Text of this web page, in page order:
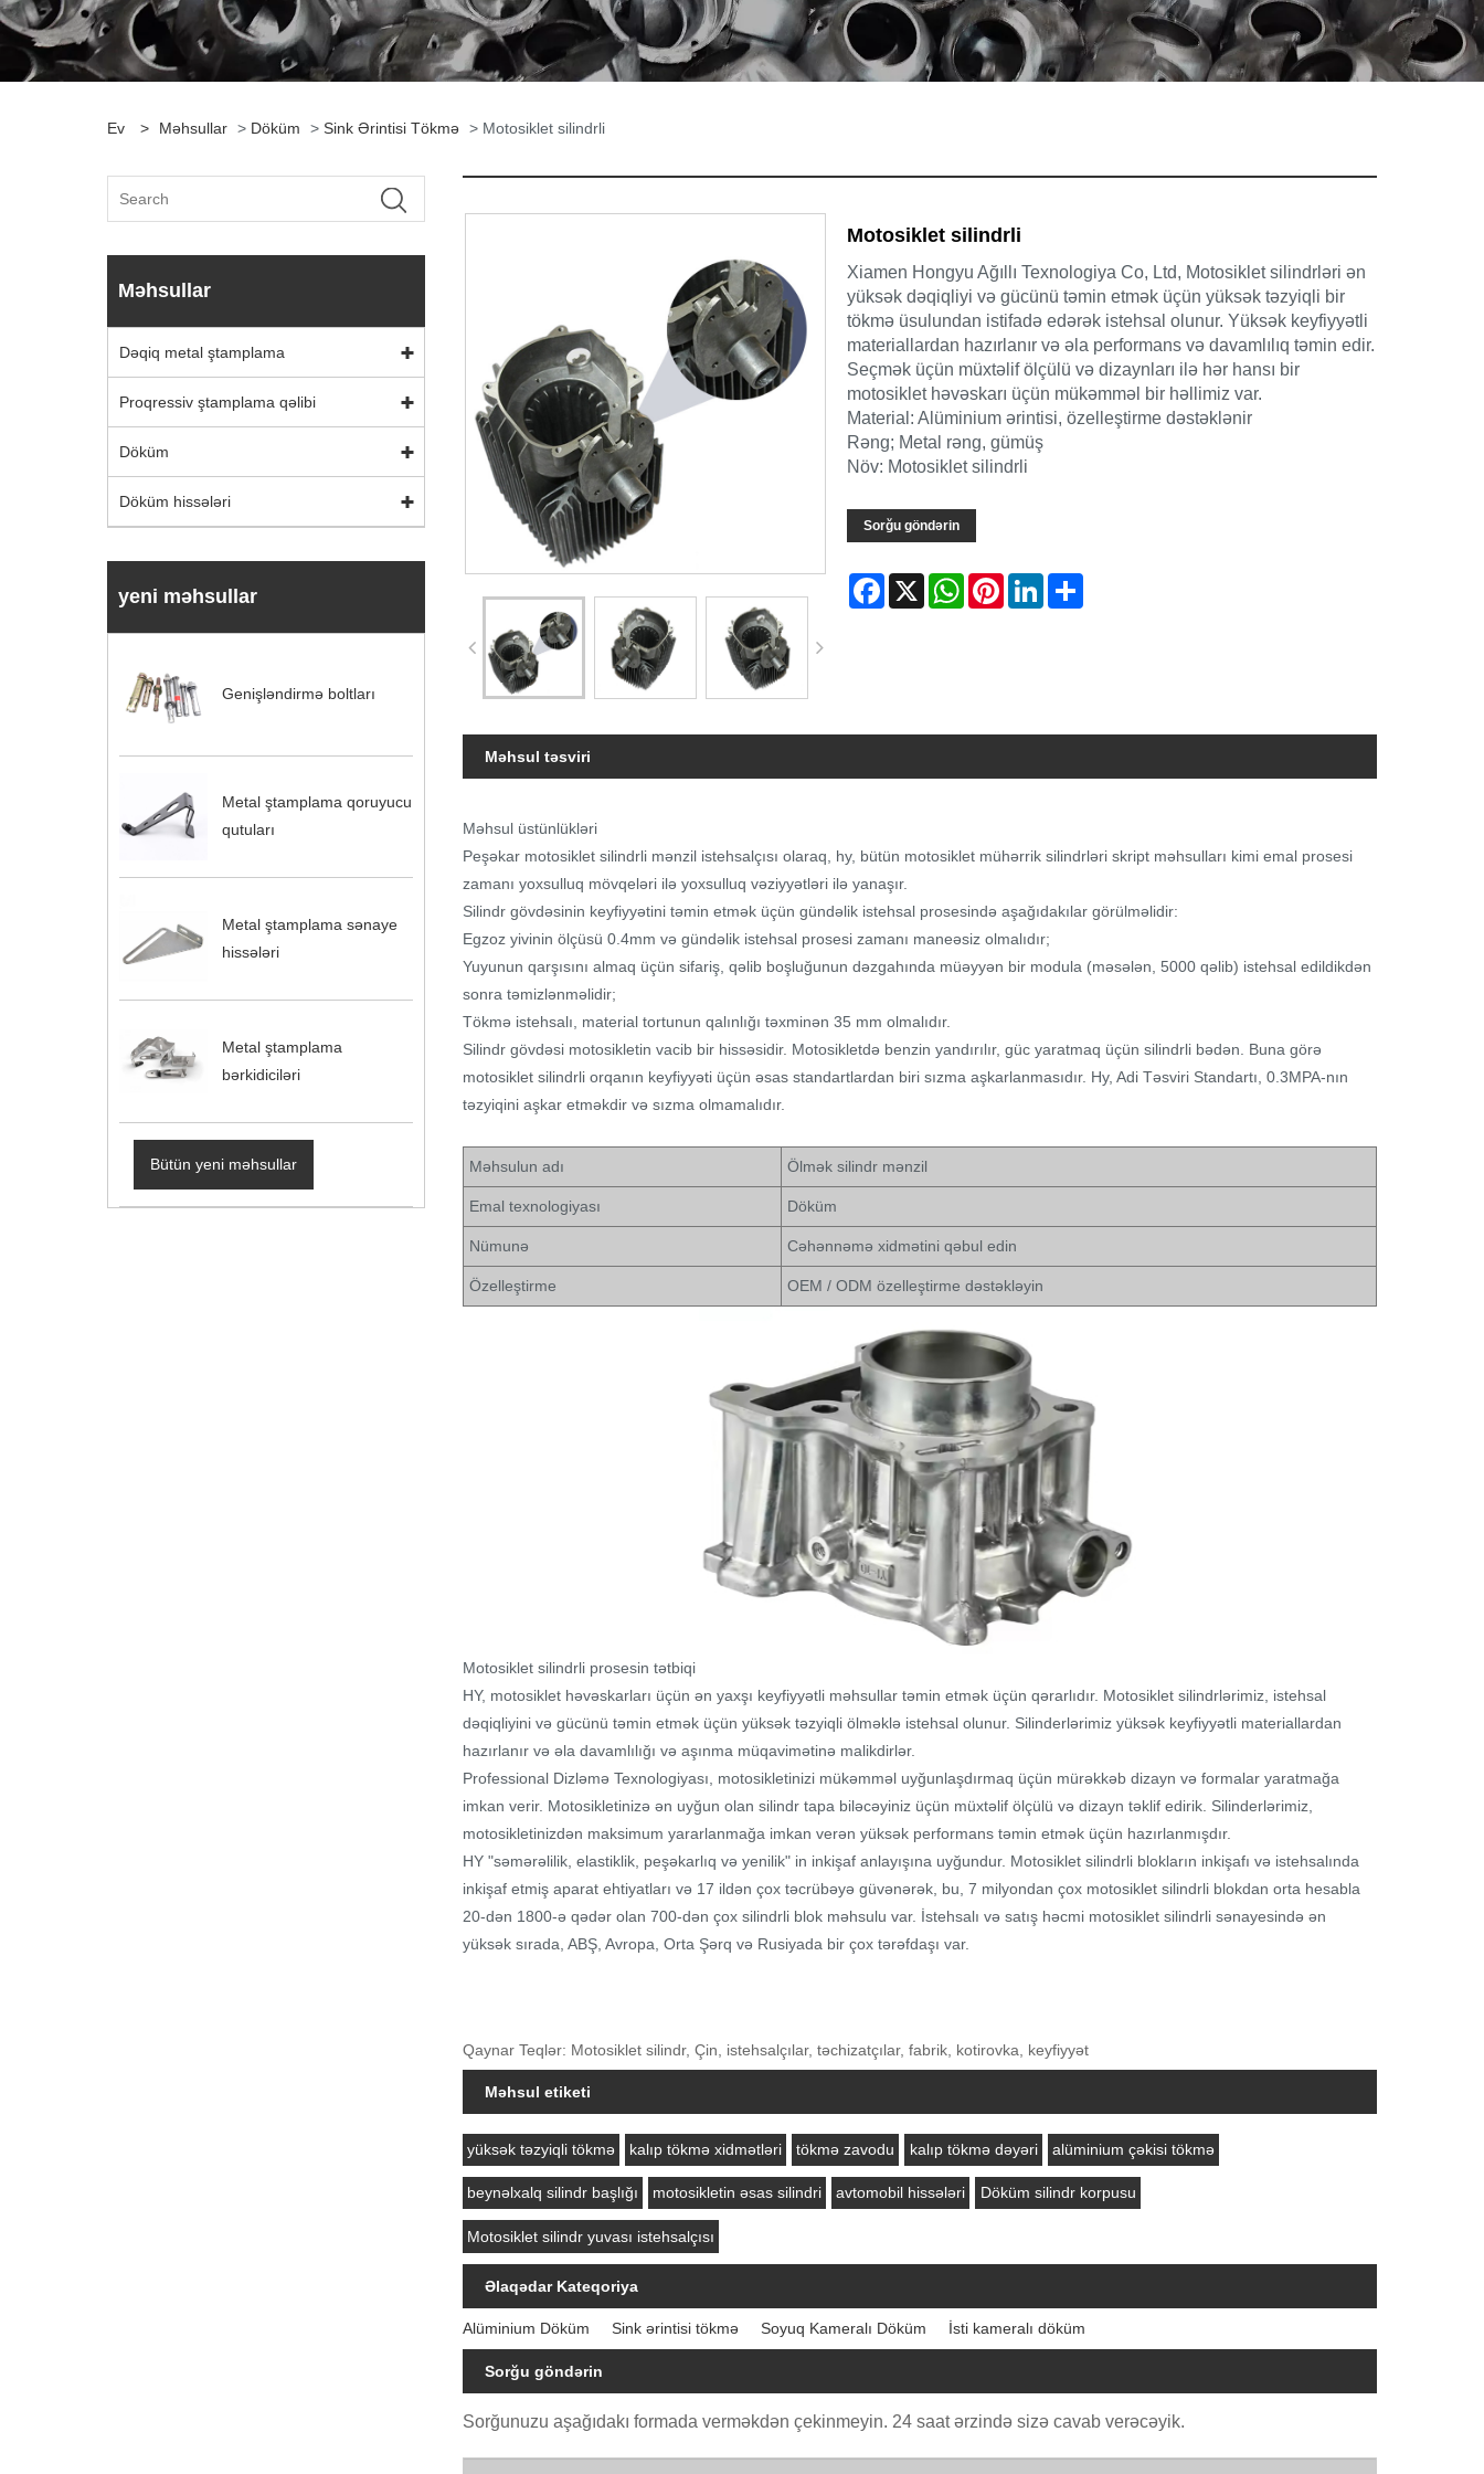
Ev > Məhsullar > Döküm > Sink Ərintisi Tökmə > Motosiklet silindrli
Məhsullar
Dəqiq metal ştamplama
Proqressiv ştamplama qəlibi
Döküm
Döküm hissələri
yeni məhsullar
Genişləndirmə boltları
Metal ştamplama qoruyucu
qutuları
Metal ştamplama sənaye
hissələri
Metal ştamplama
bərkidiciləri
Bütün yeni məhsullar
Motosiklet silindrli
Xiamen Hongyu Ağıllı Texnologiya Co, Ltd, Motosiklet silindrləri ən
yüksək dəqiqliyi və gücünü təmin etmək üçün yüksək təzyiqli bir
tökmə üsulundan istifadə edərək istehsal olunur. Yüksək keyfiyyətli
materiallardan hazırlanır və əla performans və davamlılıq təmin edir.
Seçmək üçün müxtəlif ölçülü və dizaynları ilə hər hansı bir
motosiklet həvəskarı üçün mükəmməl bir həllimiz var.
Material: Alüminium ərintisi, özelleştirme dəstəklənir
Rəng; Metal rəng, gümüş
Növ: Motosiklet silindrli
Sorğu göndərin
Facebook
X WhatsAppPinterestLinkedInShare
Məhsul təsviri
Məhsul üstünlükləri
Peşəkar motosiklet silindrli mənzil istehsalçısı olaraq, hy, bütün motosiklet mühərrik silindrləri skript məhsulları kimi emal prosesi
zamanı yoxsulluq mövqeləri ilə yoxsulluq vəziyyətləri ilə yanaşır.
Silindr gövdəsinin keyfiyyətini təmin etmək üçün gündəlik istehsal prosesində aşağıdakılar görülməlidir:
Egzoz yivinin ölçüsü 0.4mm və gündəlik istehsal prosesi zamanı maneəsiz olmalıdır;
Yuyunun qarşısını almaq üçün sifariş, qəlib boşluğunun dəzgahında müəyyən bir modula (məsələn, 5000 qəlib) istehsal edildikdən
sonra təmizlənməlidir;
Tökmə istehsalı, material tortunun qalınlığı təxminən 35 mm olmalıdır.
Silindr gövdəsi motosikletin vacib bir hissəsidir. Motosikletdə benzin yandırılır, güc yaratmaq üçün silindrli bədən. Buna görə
motosiklet silindrli orqanın keyfiyyəti üçün əsas standartlardan biri sızma aşkarlanmasıdır. Hy, Adi Təsviri Standartı, 0.3MPA-nın
təzyiqini aşkar etməkdir və sızma olmamalıdır.
Məhsulun adı Ölmək silindr mənzil
Emal texnologiyası Döküm
Nümunə Cəhənnəmə xidmətini qəbul edin
Özelleştirme OEM / ODM özelleştirme dəstəkləyin
Motosiklet silindrli prosesin tətbiqi
HY, motosiklet həvəskarları üçün ən yaxşı keyfiyyətli məhsullar təmin etmək üçün qərarlıdır. Motosiklet silindrlərimiz, istehsal
dəqiqliyini və gücünü təmin etmək üçün yüksək təzyiqli ölməklə istehsal olunur. Silinderlərimiz yüksək keyfiyyətli materiallardan
hazırlanır və əla davamlılığı və aşınma müqavimətinə malikdirlər.
Professional Dizləmə Texnologiyası, motosikletinizi mükəmməl uyğunlaşdırmaq üçün mürəkkəb dizayn və formalar yaratmağa
imkan verir. Motosikletinizə ən uyğun olan silindr tapa biləcəyiniz üçün müxtəlif ölçülü və dizayn təklif edirik. Silinderlərimiz,
motosikletinizdən maksimum yararlanmağa imkan verən yüksək performans təmin etmək üçün hazırlanmışdır.
HY "səmərəlilik, elastiklik, peşəkarlıq və yenilik" in inkişaf anlayışına uyğundur. Motosiklet silindrli blokların inkişafı və istehsalında
inkişaf etmiş aparat ehtiyatları və 17 ildən çox təcrübəyə güvənərək, bu, 7 milyondan çox motosiklet silindrli blokdan orta hesabla
20-dən 1800-ə qədər olan 700-dən çox silindrli blok məhsulu var. İstehsalı və satış həcmi motosiklet silindrli sənayesində ən
yüksək sırada, ABŞ, Avropa, Orta Şərq və Rusiyada bir çox tərəfdaşı var.
Qaynar Teqlər: Motosiklet silindr, Çin, istehsalçılar, təchizatçılar, fabrik, kotirovka, keyfiyyət
Məhsul etiketi
yüksək təzyiqli tökmə kalıp tökmə xidmətləri tökmə zavodu kalıp tökmə dəyəri alüminium çəkisi tökmə
beynəlxalq silindr başlığı motosikletin əsas silindri avtomobil hissələri Döküm silindr korpusu
Motosiklet silindr yuvası istehsalçısı
Əlaqədar Kateqoriya
Alüminium Döküm Sink ərintisi tökmə Soyuq Kameralı Döküm İsti kameralı döküm
Sorğu göndərin
Sorğunuzu aşağıdakı formada verməkdən çekinmeyin. 24 saat ərzində sizə cavab verəcəyik.